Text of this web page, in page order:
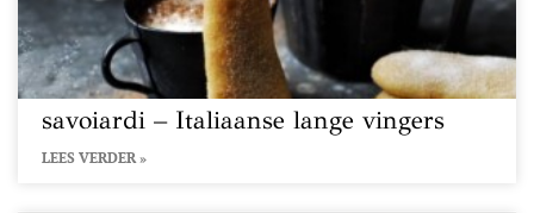
savoiardi – Italiaanse lange vingers
LEES VERDER »